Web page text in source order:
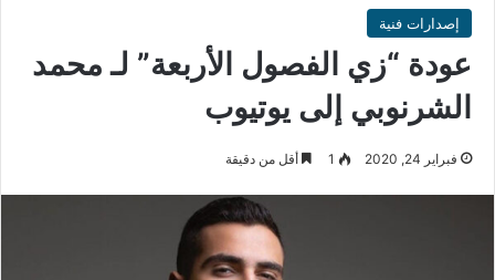
إصدارات فنية
عودة “زي الفصول الأربعة” لـ محمد
الشرنوبي إلى يوتيوب
فبراير 24, 2020 1 أقل من دقيقة